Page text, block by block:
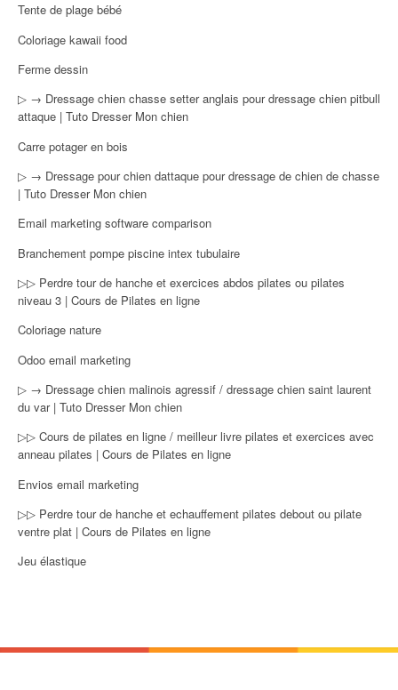
Tente de plage bébé
Coloriage kawaii food
Ferme dessin
▷ → Dressage chien chasse setter anglais pour dressage chien pitbull
attaque | Tuto Dresser Mon chien
Carre potager en bois
▷ → Dressage pour chien dattaque pour dressage de chien de chasse
| Tuto Dresser Mon chien
Email marketing software comparison
Branchement pompe piscine intex tubulaire
▷▷ Perdre tour de hanche et exercices abdos pilates ou pilates
niveau 3 | Cours de Pilates en ligne
Coloriage nature
Odoo email marketing
▷ → Dressage chien malinois agressif / dressage chien saint laurent
du var | Tuto Dresser Mon chien
▷▷ Cours de pilates en ligne / meilleur livre pilates et exercices avec
anneau pilates | Cours de Pilates en ligne
Envios email marketing
▷▷ Perdre tour de hanche et echauffement pilates debout ou pilate
ventre plat | Cours de Pilates en ligne
Jeu élastique